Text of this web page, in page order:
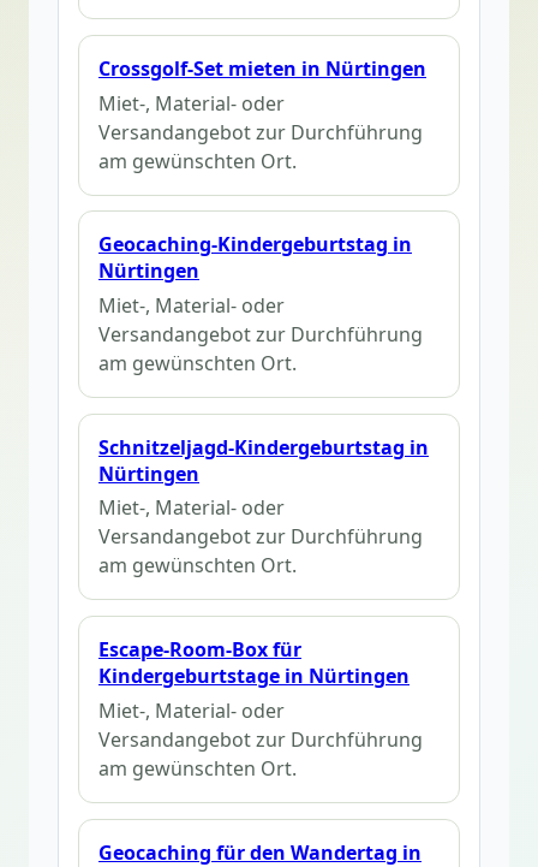
Crossgolf-Set mieten in Nürtingen
Miet-, Material- oder
Versandangebot zur Durchführung
am gewünschten Ort.
Geocaching-Kindergeburtstag in
Nürtingen
Miet-, Material- oder
Versandangebot zur Durchführung
am gewünschten Ort.
Schnitzeljagd-Kindergeburtstag in
Nürtingen
Miet-, Material- oder
Versandangebot zur Durchführung
am gewünschten Ort.
Escape-Room-Box für
Kindergeburtstage in Nürtingen
Miet-, Material- oder
Versandangebot zur Durchführung
am gewünschten Ort.
Geocaching für den Wandertag in